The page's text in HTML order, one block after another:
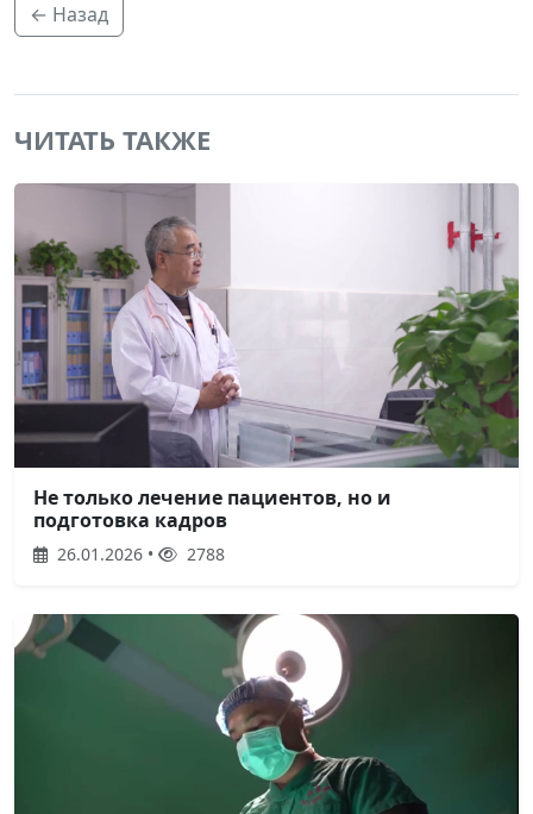
← Назад
ЧИТАТЬ ТАКЖЕ
Не только лечение пациентов, но и
подготовка кадров
26.01.2026 • 2788